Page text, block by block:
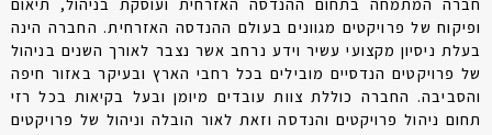
חברה המתמחה בתחום ההנדסה האזרחית ועוסקת בניהול, תיאום
ופיקוח של פרויקטים מגוונים בעולם ההנדסה האזרחית. החברה הינה
בעלת ניסיון מקצועי עשיר וידע נרחב אשר נצבר לאורך השנים בניהול
של פרויקטים הנדסיים מובילים בכל רחבי הארץ ובעיקר באזור חיפה
והסביבה. החברה כוללת צוות עובדים מיומן ובעל בקיאות בכל רזי
תחום ניהול פרויקטים והנדסה וזאת לאור הובלה וניהול של פרויקטים